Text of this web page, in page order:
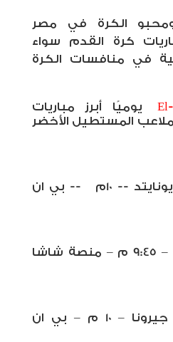
الكرة في مصر
كرة القدم سواء
في منافسات الكرة
يوميًا أبرز مباريات
المستطيل الأخضر
-- 10م
-- بي ان
نابولي ضد بولونيا – 9:45 م – منصة شاشا
رايو فاليكانو ضد جيرونا – 10 م – بي ان